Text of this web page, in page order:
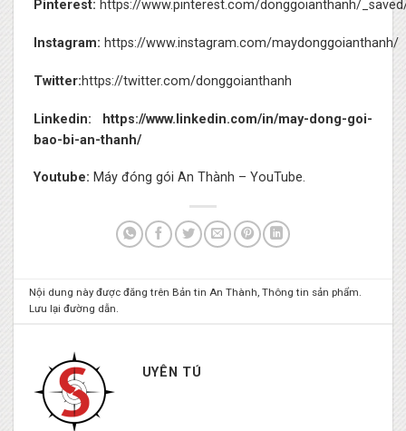
Pinterest: https://www.pinterest.com/donggoianthanh/
Instagram: https://www.instagram.com/maydonggoianthanh/
Twitter:https://twitter.com/donggoianthanh
Linkedin:
https://www.linkedin.com/in/may-dong-goi-
bao-bi-an-thanh/
Youtube: Máy đóng gói An Thành – YouTube.
Nội dung này được đăng trên Bản tin An Thành,Thông tin sản phẩm.
Lưu lạiđường dẫn.
UYÊN TÚ